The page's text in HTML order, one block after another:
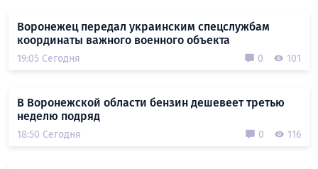
Воронежец передал украинским спецслужбам
координаты важного военного объекта
19:05 Сегодня 0 101
В Воронежской области бензин дешевеет третью
неделю подряд
18:50 Сегодня 0 116